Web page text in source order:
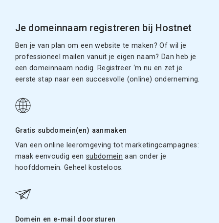
Je domeinnaam registreren bij Hostnet
Ben je van plan om een website te maken? Of wil je
professioneel mailen vanuit je eigen naam? Dan heb je
een domeinnaam nodig. Registreer ‘m nu en zet je
eerste stap naar een succesvolle (online) onderneming.
Gratis subdomein(en) aanmaken
Van een online leeromgeving tot marketingcampagnes:
maak eenvoudig eensubdomein aan onder je
hoofddomein. Geheel kosteloos.
Domein en e-mail doorsturen